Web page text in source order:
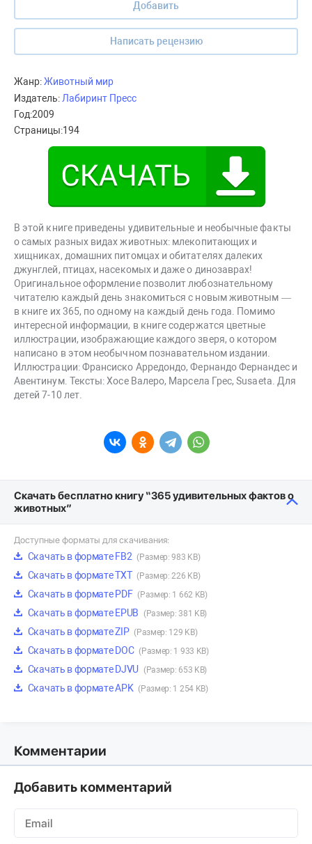
Добавить
Написать рецензию
Жанр:Животный мир
Издатель:Лабиринт Пресс
Год:2009
Страницы:194
В этой книге приведены удивительные и необычные факты
о самых разных видах животных: млекопитающих и
хищниках, домашних питомцах и обитателях далеких
джунглей, птицах, насекомых и даже о динозаврах!
Оригинальное оформление позволит любознательному
читателю каждый день знакомиться с новым животным —
в книге их 365, по одному на каждый день года. Помимо
интересной информации, в книге содержатся цветные
иллюстрации, изображающие каждого зверя, о котором
написано в этом необычном познавательном издании.
Иллюстрации: Франсиско Арредондо, Фернандо Фернандес и
Авентинум. Тексты: Хосе Валеро, Марсела Грес, Susaeta. Для
детей 7-10 лет.
Скачать бесплатно книгу “365 удивительных фактов о
животных”
Доступные форматы для скачивания:
Скачать в формате FB2 (Размер: 983 KB)
Скачать в формате TXT (Размер: 226 KB)
Скачать в формате PDF (Размер: 1 662 KB)
Скачать в формате EPUB (Размер: 381 KB)
Скачать в формате ZIP (Размер: 129 KB)
Скачать в формате DOC (Размер: 1 933 KB)
Скачать в формате DJVU (Размер: 653 KB)
Скачать в формате APK (Размер: 1 254 KB)
Комментарии
Добавить комментарий